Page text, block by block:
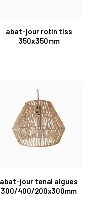
abat-jour rotin tiss
350x350mm
abat-jour tenai algues
300/400/200x300mm